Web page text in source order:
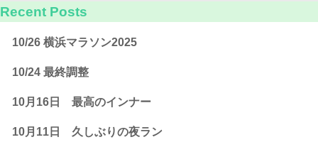
Recent Posts
10/26 横浜マラソン2025
10/24 最終調整
10月16日 最高のインナー
10月11日 久しぶりの夜ラン